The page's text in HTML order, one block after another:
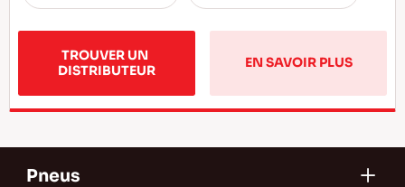
TROUVER UN
DISTRIBUTEUR
EN SAVOIR PLUS
Pneus